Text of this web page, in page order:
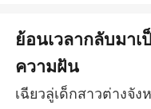
ด้รับการช่วยเหลือจากพ่อ
เซียวยิ่น   ฮ่องเต้แคว้นเซี
รถให้กำเนิดพระโอรสไ
ตองค์รัชทายาทที่แท้จริง
ย้อนเวลากลับมา
ความฝัน
เฉียวลู่เด็กสาวต่างจั